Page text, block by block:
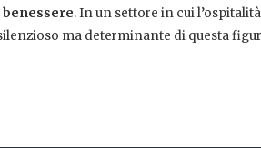
. In un settore in cui
ma determinante di questa